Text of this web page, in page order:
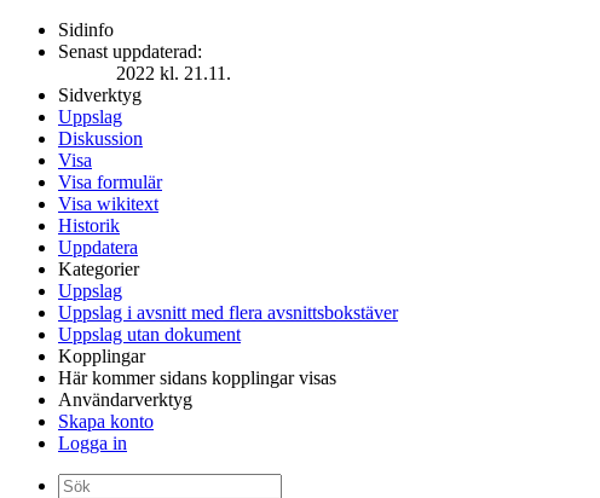
Sidinfo
Senast uppdaterad:
2022 kl. 21.11.
Sidverktyg
Uppslag
Diskussion
Visa
Visa formulär
Visa wikitext
Historik
Uppdatera
Kategorier
Uppslag
Uppslag i avsnitt med flera avsnittsbokstäver
Uppslag utan dokument
Kopplingar
Här kommer sidans kopplingar visas
Användarverktyg
Skapa konto
Logga in